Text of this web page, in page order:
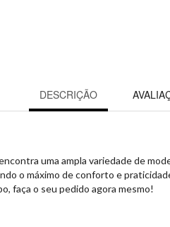
DESCRIÇÃO
uma ampla variedade de
o máximo de conforto e
faça o seu pedido agora mesmo!